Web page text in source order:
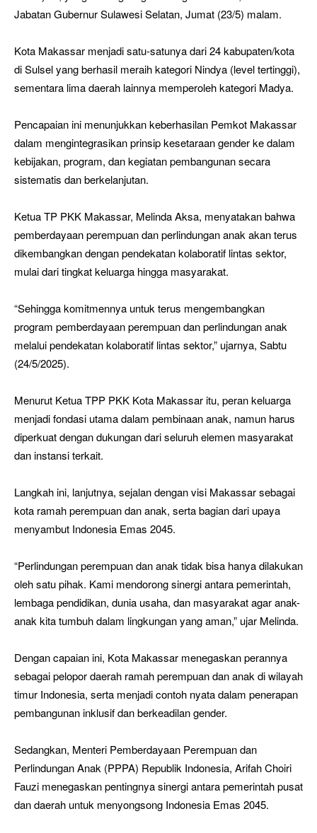
Jabatan Gubernur Sulawesi Selatan, Jumat (23/5) malam.
Kota Makassar menjadi satu-satunya dari 24 kabupaten/kota
di Sulsel yang berhasil meraih kategori Nindya (level tertinggi),
sementara lima daerah lainnya memperoleh kategori Madya.
Pencapaian ini menunjukkan keberhasilan Pemkot Makassar
dalam mengintegrasikan prinsip kesetaraan gender ke dalam
kebijakan, program, dan kegiatan pembangunan secara
sistematis dan berkelanjutan.
Ketua TP PKK Makassar, Melinda Aksa, menyatakan bahwa
pemberdayaan perempuan dan perlindungan anak akan terus
dikembangkan dengan pendekatan kolaboratif lintas sektor,
mulai dari tingkat keluarga hingga masyarakat.
“Sehingga komitmennya untuk terus mengembangkan
program pemberdayaan perempuan dan perlindungan anak
melalui pendekatan kolaboratif lintas sektor,” ujarnya, Sabtu
(24/5/2025).
Menurut Ketua TPP PKK Kota Makassar itu, peran keluarga
menjadi fondasi utama dalam pembinaan anak, namun harus
diperkuat dengan dukungan dari seluruh elemen masyarakat
dan instansi terkait.
Langkah ini, lanjutnya, sejalan dengan visi Makassar sebagai
kota ramah perempuan dan anak, serta bagian dari upaya
menyambut Indonesia Emas 2045.
“Perlindungan perempuan dan anak tidak bisa hanya dilakukan
oleh satu pihak. Kami mendorong sinergi antara pemerintah,
lembaga pendidikan, dunia usaha, dan masyarakat agar anak-
anak kita tumbuh dalam lingkungan yang aman,” ujar Melinda.
Dengan capaian ini, Kota Makassar menegaskan perannya
sebagai pelopor daerah ramah perempuan dan anak di wilayah
timur Indonesia, serta menjadi contoh nyata dalam penerapan
pembangunan inklusif dan berkeadilan gender.
Sedangkan, Menteri Pemberdayaan Perempuan dan
Perlindungan Anak (PPPA) Republik Indonesia, Arifah Choiri
Fauzi menegaskan pentingnya sinergi antara pemerintah pusat
dan daerah untuk menyongsong Indonesia Emas 2045.